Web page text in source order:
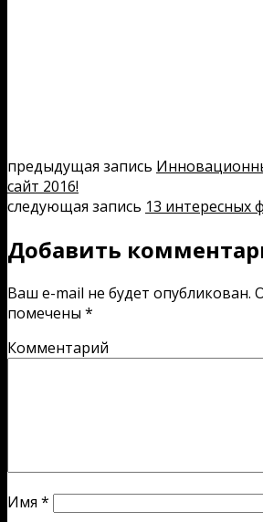
предыдущая запись
сайт 2016!
следующая запись 13 интересных
Добавить
Ваш e-mail не будет опубликован.
помечены *
Комментарий
Имя *